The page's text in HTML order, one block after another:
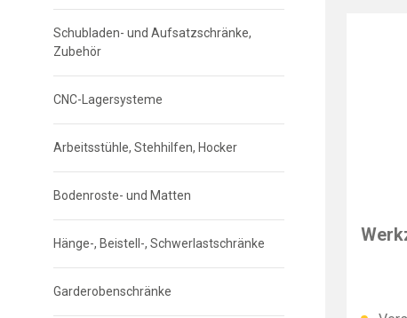
Schubladen- und Aufsatzschränke,
Zubehör
CNC-Lagersysteme
Arbeitsstühle, Stehhilfen, Hocker
Bodenroste- und Matten
Hänge-, Beistell-, Schwerlastschränke
Garderobenschränke